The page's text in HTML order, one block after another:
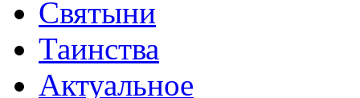
Святыни
Таинства
Актуальное